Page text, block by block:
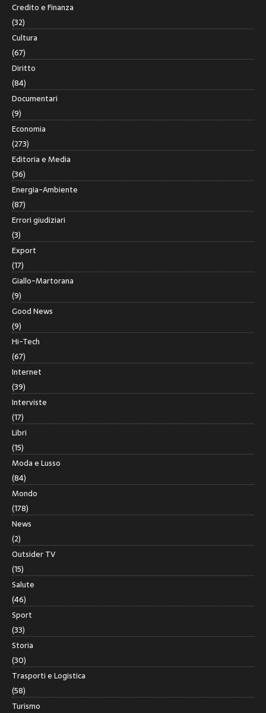
Credito e Finanza
(32)
Cultura
(67)
Diritto
(84)
Documentari
(9)
Economia
(273)
Editoria e Media
(36)
Energia-Ambiente
(87)
Errori giudiziari
(3)
Export
(17)
Giallo-Martorana
(9)
Good News
(9)
Hi-Tech
(67)
Internet
(39)
Interviste
(17)
Libri
(15)
Moda e Lusso
(84)
Mondo
(178)
News
(2)
Outsider TV
(15)
Salute
(46)
Sport
(33)
Storia
(30)
Trasporti e Logistica
(58)
Turismo